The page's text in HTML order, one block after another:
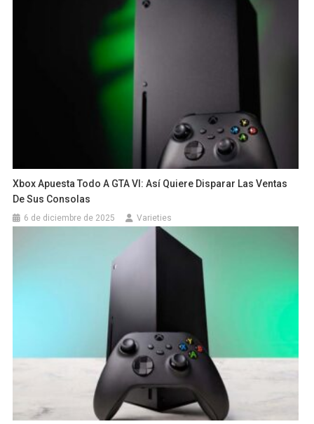
Xbox Apuesta Todo A GTA VI: Así Quiere Disparar Las Ventas
De Sus Consolas
6 de diciembre de 2025 Varieties